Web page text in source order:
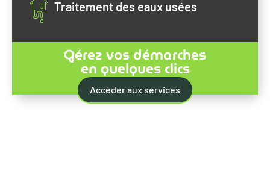
Traitement des eaux usées
Gérez vos démarches
en quelques clics
Accéder aux services